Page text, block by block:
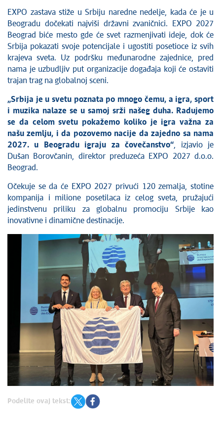
EXPO zastava stiže u Srbiju naredne nedelje, kada će je u
Beogradu dočekati najviši državni zvaničnici. EXPO 2027
Beograd biće mesto gde će svet razmenjivati ideje, dok će
Srbija pokazati svoje potencijale i ugostiti posetioce iz svih
krajeva sveta. Uz podršku međunarodne zajednice, pred
nama je uzbudljiv put organizacije događaja koji će ostaviti
trajan trag na globalnoj sceni.
„Srbija je u svetu poznata po mnogo čemu, a igra, sport
i muzika nalaze se u samoj srži našeg duha. Radujemo
se da celom svetu pokažemo koliko je igra važna za
našu zemlju, i da pozovemo nacije da zajedno sa nama
2027. u Beogradu igraju za čovečanstvo“ , izjavio je
Dušan Borovčanin, direktor preduzeća EXPO 2027 d.o.o.
Beograd.
Očekuje se da će EXPO 2027 privući 120 zemalja, stotine
kompanija i milione posetilaca iz celog sveta, pružajući
jedinstvenu priliku za globalnu promociju Srbije kao
inovativne i dinamične destinacije.
Podelite ovaj tekst: